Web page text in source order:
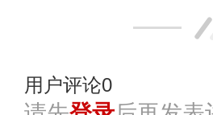
用户评论0